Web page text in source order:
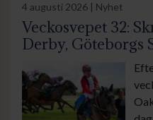
4 augusti 2026 | Nyhet
Veckosvepet 32:
Derby, Göteborgs
suverän insats av